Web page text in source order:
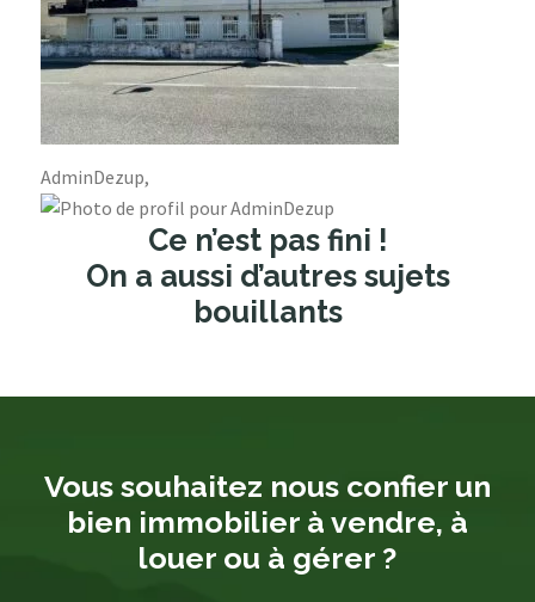
AdminDezup,
Ce n’est pas fini !
On a aussi d’autres sujets
bouillants
Vous souhaitez nous confier un
bien immobilier à vendre, à
louer ou à gérer ?